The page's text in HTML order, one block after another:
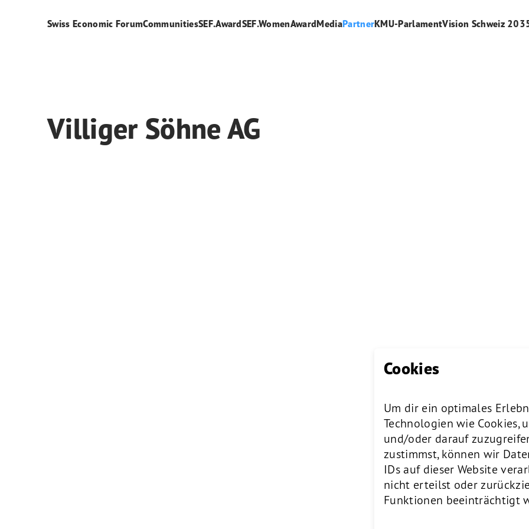
Swiss Economic ForumCommunitiesSEF.AwardSEF.WomenAwardMediaPartnerKMU-ParlamentVision Schweiz
Villiger Söhne AG
Cookies
Um dir ein optimales
Technologien wie Cookies,
und/oder darauf
zustimmst, können wir
IDs auf dieser Website
nicht erteilst oder
Funktionen beeinträchtigt